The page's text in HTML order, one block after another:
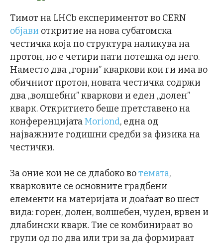
Тимот на LHCb експериментот во CERN
објави откритие на нова субатомска
честичка која по структура наликува на
протон, но е четири пати потешка од него.
Наместо два „горни” кваркови кои ги има во
обичниот протон, новата честичка содржи
два „волшебни” кваркови и еден „долен”
кварк. Откритието беше претставено на
конференцијатаMoriond, една од
најважните годишни средби за физика на
честички.
За оние кои не се длабоко вотемата,
кварковите се основните градбени
елементи на материјата и доаѓаат во шест
вида: горен, долен, волшебен, чуден, врвен и
длабински кварк. Тие се комбинираат во
групи од по два или три за да формираат